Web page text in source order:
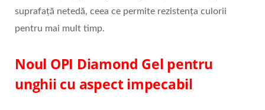
suprafață netedă, ceea ce permite rezistența culorii
pentru mai mult timp.
Noul OPI Diamond Gel pentru
unghii cu aspect impecabil